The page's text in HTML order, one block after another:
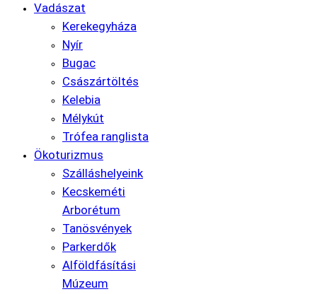
Vadászat
Kerekegyháza
Nyír
Bugac
Császártöltés
Kelebia
Mélykút
Trófea ranglista
Ökoturizmus
Szálláshelyeink
Kecskeméti
Arborétum
Tanösvények
Parkerdők
Alföldfásítási
Múzeum